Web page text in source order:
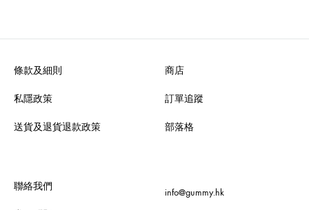
條款及細則
私隱政策
送貨及退貨退款政策
商店
訂單追蹤
部落格
聯絡我們
info@gummy.hk